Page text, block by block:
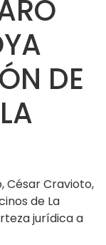
DE
César Cravioto,
de La
jurídica a